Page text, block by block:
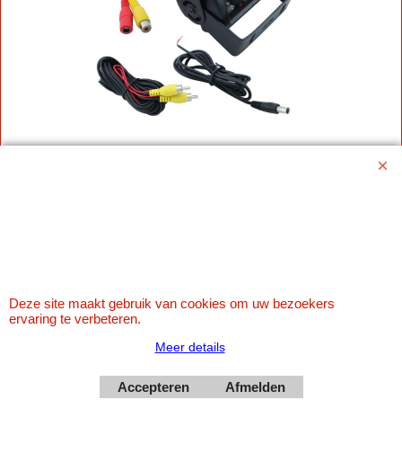
Deze site maakt gebruik van cookies om uw bezoekers
ervaring te verbeteren.
Meer details
Accepteren Afmelden